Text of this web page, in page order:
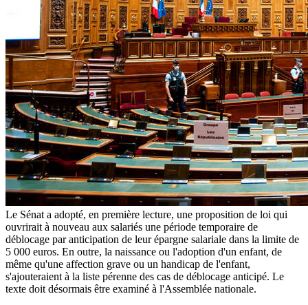
Le Sénat a adopté, en première lecture, une proposition de loi qui
ouvrirait à nouveau aux salariés une période temporaire de
déblocage par anticipation de leur épargne salariale dans la limite de
5 000 euros. En outre, la naissance ou l'adoption d'un enfant, de
même qu'une affection grave ou un handicap de l'enfant,
s'ajouteraient à la liste pérenne des cas de déblocage anticipé. Le
texte doit désormais être examiné à l'Assemblée nationale.